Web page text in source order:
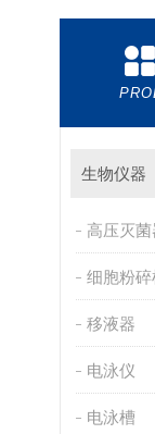
生物仪器
高压灭菌
细胞粉碎
移液器
电泳仪
电泳槽